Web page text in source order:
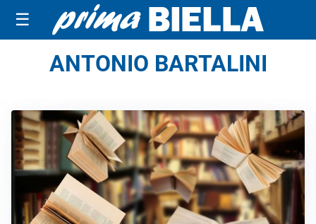
☰
ANTONIO BARTALINI